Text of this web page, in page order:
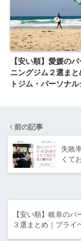
【安い順】愛媛の
ニングジム２選ま
トジム・パーソナ
前の記事
失敗
くて
【安い順】岐阜の
３選まとめ｜プライ